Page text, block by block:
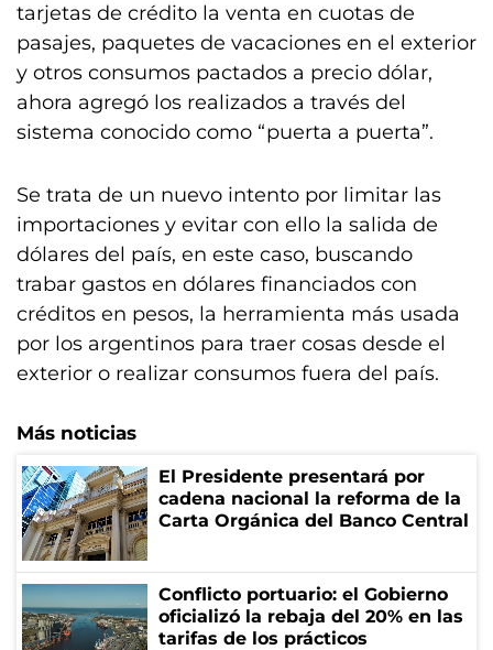
tarjetas de crédito la venta en cuotas de
pasajes, paquetes de vacaciones en el exterior
y otros consumos pactados a precio dólar,
ahora agregó los realizados a través del
sistema conocido como “puerta a puerta”.
Se trata de un nuevo intento por limitar las
importaciones y evitar con ello la salida de
dólares del país, en este caso, buscando
trabar gastos en dólares financiados con
créditos en pesos, la herramienta más usada
por los argentinos para traer cosas desde el
exterior o realizar consumos fuera del país.
Más noticias
El Presidente presentará por
cadena nacional la reforma de la
Carta Orgánica del Banco Central
Conflicto portuario: el Gobierno
oficializó la rebaja del 20% en las
tarifas de los prácticos